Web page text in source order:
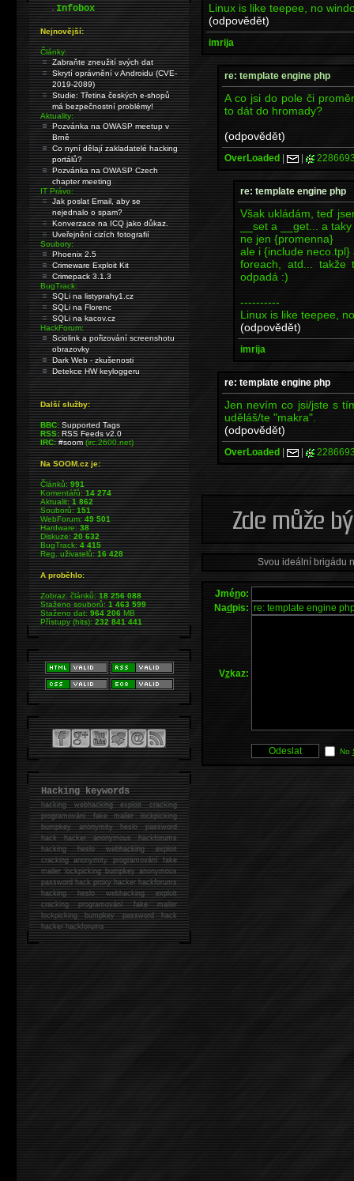
Linux is like teepee, no
(odpovědět)
imrija
re: template engine php
A co jsi do pole či
to dát do hromady?
(odpovědět)
OverLoaded | |
re: template engine php
Však ukládám, teď
__set a __get... a
ne jen {promenna}
ale i {include
foreach, atd... takže
odpadá :)
----------
Linux is like teepee,
(odpovědět)
imrija
re: template engine php
Jen nevím co jsi/jste s
uděláš/te "makra".
(odpovědět)
OverLoaded | |
Svou ideální brigádu
Jméno:
Nadpis:
Vzkaz:
No
.Infobox
Nejnovější:
Články:
Zabraňte zneužití svých dat
Skrytí oprávnění v Androidu (CVE-
2019-2089)
Studie: Třetina českých e-shopů
má bezpečnostní problémy!
Aktuality:
Pozvánka na OWASP meetup v
Brně
Co nyní dělají zakladatelé hacking
portálů?
Pozvánka na OWASP Czech
chapter meeting
IT Právo:
Jak poslat Email, aby se
nejednalo o spam?
Konverzace na ICQ jako důkaz.
Uveřejnění cizích fotografií
Soubory:
Phoenix 2.5
Crimeware Exploit Kit
Crimepack 3.1.3
BugTrack:
SQLi na listyprahy1.cz
SQLi na Florenc
SQLi na kacov.cz
HackForum:
Sciolink a pořizování screenshotu
obrazovky
Dark Web - zkušenosti
Detekce HW keyloggeru
Další služby:
BBC: Supported Tags
RSS: RSS Feeds v2.0
IRC: #soom(irc.2600.net)
Na SOOM.cz je:
Článků:991
Komentářů:14 274
Aktualit:1 862
Souborů:151
WebForum:49 501
Hardware:38
Diskuze:20 632
BugTrack:4 415
Reg. uživatelů:16 428
A proběhlo:
Zobraz. článků:18 256 088
Staženo souborů:1 463 599
Staženo dat:964 206MB
Přístupy (hits):232 841 441
Hacking keywords
hackingwebhacking exploit cracking
programování fake mailer lockpicking
bumpkey anonymity heslo password
hackhacker anonymous hackforums
hackingheslo webhacking exploit
cracking anonymity programování fake
mailer lockpicking bumpkey anonymous
password hack proxy hacker hackforums
hacking heslo webhacking exploit
cracking programování fake mailer
lockpicking bumpkey password hack
hackerhackforums